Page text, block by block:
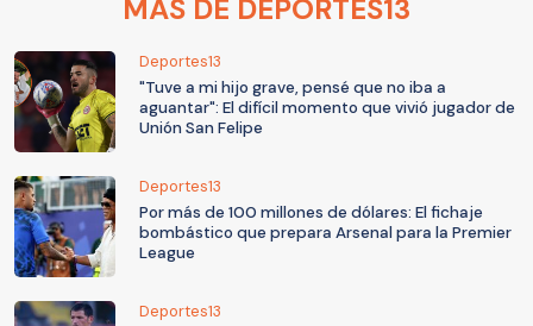
MÁS DE DEPORTES13
Deportes13
"Tuve a mi hijo grave, pensé que no iba a
aguantar": El difícil momento que vivió jugador de
Unión San Felipe
Deportes13
Por más de 100 millones de dólares: El fichaje
bombástico que prepara Arsenal para la Premier
League
Deportes13